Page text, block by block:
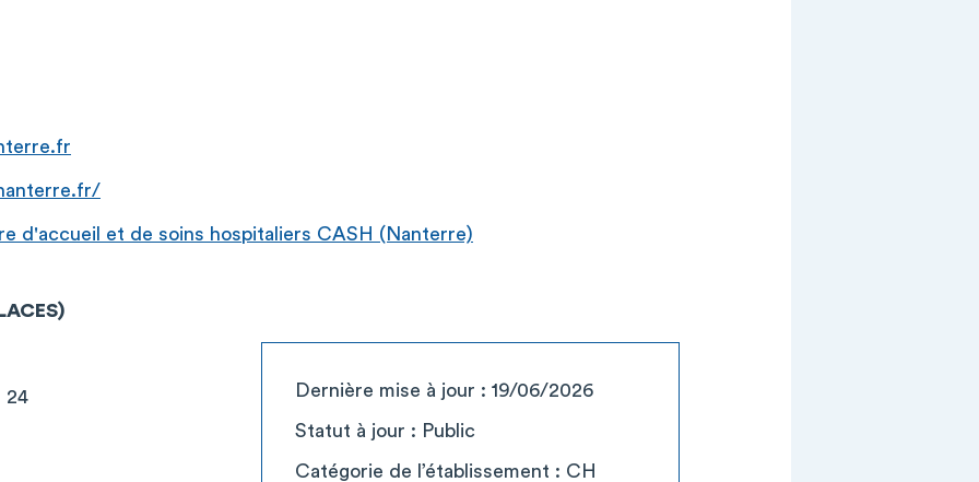
d'accueil et de soins hospitaliers CASH (Nanterre)
24 Dernière mise à jour : 19/06/2026
Statut à jour : Public
Catégorie de l’établissement : CH